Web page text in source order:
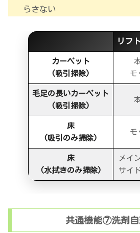
らさない
リフ
カーペット
(吸引掃除)
モ
毛足の長いカーペット
(吸引掃除)
床
(吸引のみ掃除)
モ
床
(水拭きのみ掃除)
メイ
サイ
共通機能⑦洗剤自